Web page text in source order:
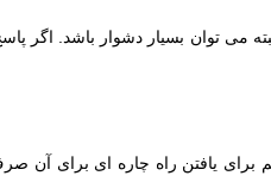
بسیار دشوار باشد. اگر پاسخ به
برای یافتن راه چاره ای برای